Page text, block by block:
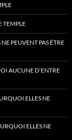
TEMPLE
PEUVENT PAS ÊTRE
AUCUNE D’ENTRE
ELLES NE
ELLES NE